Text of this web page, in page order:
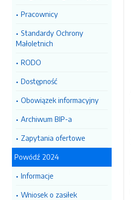
Pracownicy
Standardy Ochrony
Małoletnich
RODO
Dostępność
Obowiązek informacyjny
Archiwum BIP-a
Zapytania ofertowe
Powódź 2024
Informacje
Wniosek o zasiłek